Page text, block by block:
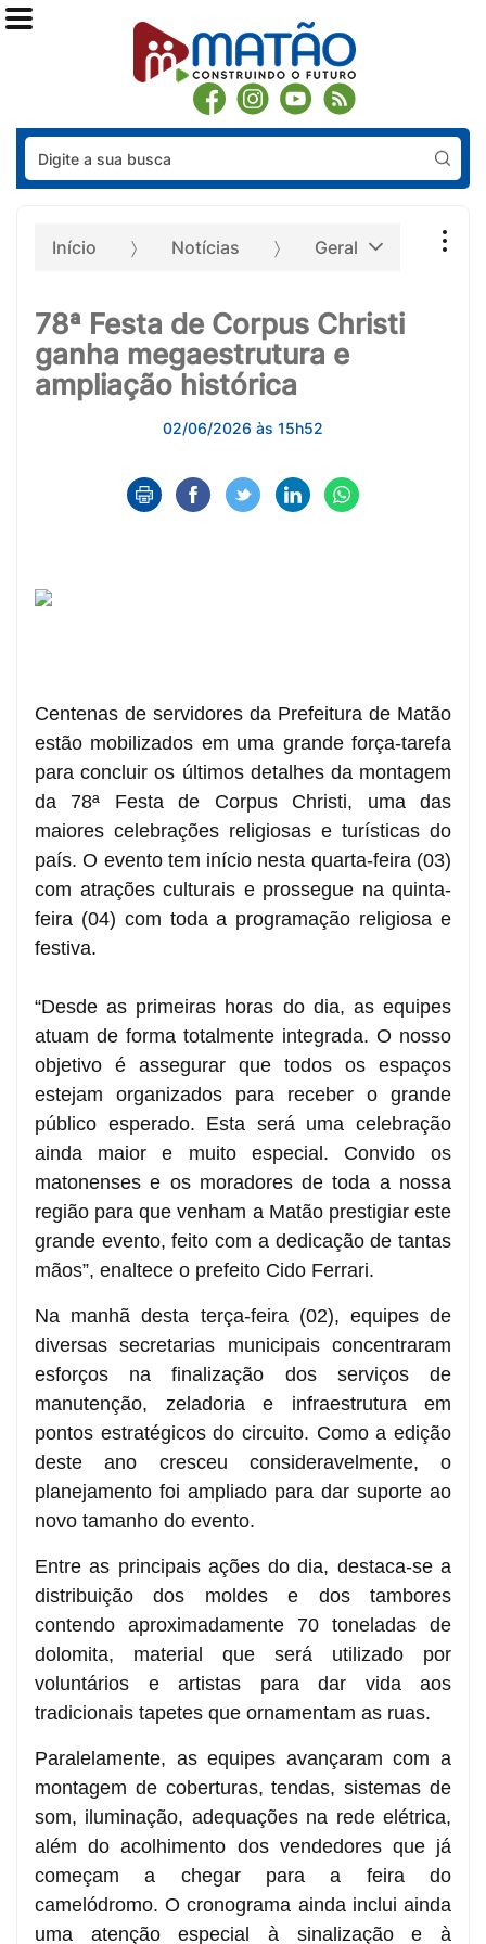
Início Notícias Geral
78ª Festa de Corpus Christi
ganha megaestrutura e
ampliação histórica
02/06/2026 às 15h52
Centenas de servidores da Prefeitura de Matão
estão mobilizados em uma grande força-tarefa
para concluir os últimos detalhes da montagem
da 78ª Festa de Corpus Christi, uma das
maiores celebrações religiosas e turísticas do
país. O evento tem início nesta quarta-feira (03)
com atrações culturais e prossegue na quinta-
feira (04) com toda a programação religiosa e
festiva.
“Desde as primeiras horas do dia, as equipes
atuam de forma totalmente integrada. O nosso
objetivo é assegurar que todos os espaços
estejam organizados para receber o grande
público esperado. Esta será uma celebração
ainda maior e muito especial. Convido os
matonenses e os moradores de toda a nossa
região para que venham a Matão prestigiar este
grande evento, feito com a dedicação de tantas
mãos”, enaltece o prefeito Cido Ferrari.
Na manhã desta terça-feira (02), equipes de
diversas secretarias municipais concentraram
esforços na finalização dos serviços de
manutenção, zeladoria e infraestrutura em
pontos estratégicos do circuito. Como a edição
deste ano cresceu consideravelmente, o
planejamento foi ampliado para dar suporte ao
novo tamanho do evento.
Entre as principais ações do dia, destaca-se a
distribuição dos moldes e dos tambores
contendo aproximadamente 70 toneladas de
dolomita, material que será utilizado por
voluntários e artistas para dar vida aos
tradicionais tapetes que ornamentam as ruas.
Paralelamente, as equipes avançaram com a
montagem de coberturas, tendas, sistemas de
som, iluminação, adequações na rede elétrica,
além do acolhimento dos vendedores que já
começam a chegar para a feira do
camelódromo. O cronograma ainda inclui ainda
uma atenção especial à sinalização e à